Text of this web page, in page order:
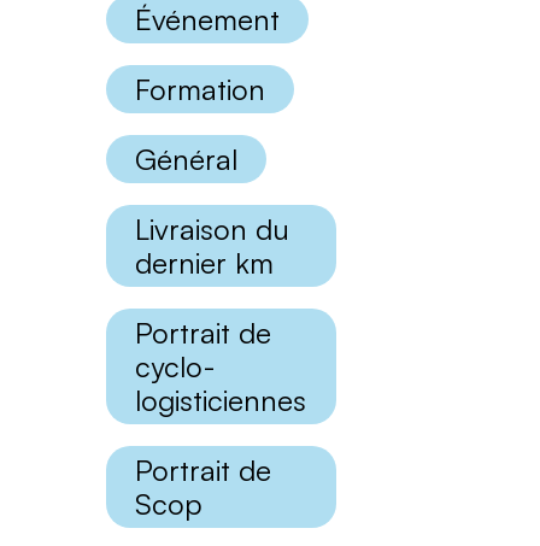
Événement
Formation
Général
Livraison du
dernier km
Portrait de
cyclo-
logisticiennes
Portrait de
Scop